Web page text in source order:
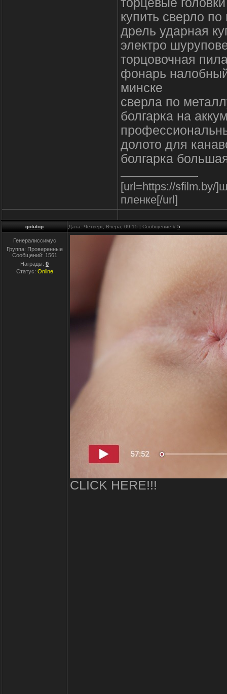
торцевые
купить сверло
дрель ударная
электро
торцовочная
фонарь
минске
сверла по
болгарка на
долото для
болгарка
[url=https://sfilm.by/
пленке[/url]
gotutop Дата: Четверг, Вчера, 09:15 | Сообщение # 5
Генералиссимус
Группа: Проверенные
Сообщений: 1561
Награды: 0
Статус: Online
CLICK HERE!!!